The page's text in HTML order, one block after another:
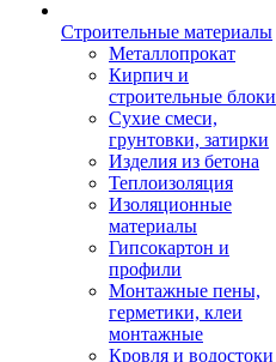
Строительные материалы
Металлопрокат
Кирпич и
строительные блоки
Сухие смеси,
грунтовки, затирки
Изделия из бетона
Теплоизоляция
Изоляционные
материалы
Гипсокартон и
профили
Монтажные пены,
герметики, клеи
монтажные
Кровля и водостоки